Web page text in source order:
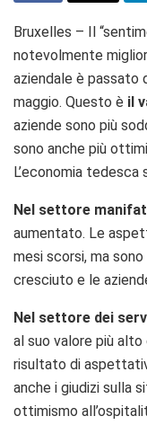
Bruxelles – Il
notevolmente
aziendale è passato
maggio. Questo è il
aziende sono più
sono anche più
L’economia
Nel settore
aumentato. Le
mesi scorsi, ma
cresciuto e le
Nel settore dei
al suo valore più
risultato di
anche i giudizi sulla
ottimismo